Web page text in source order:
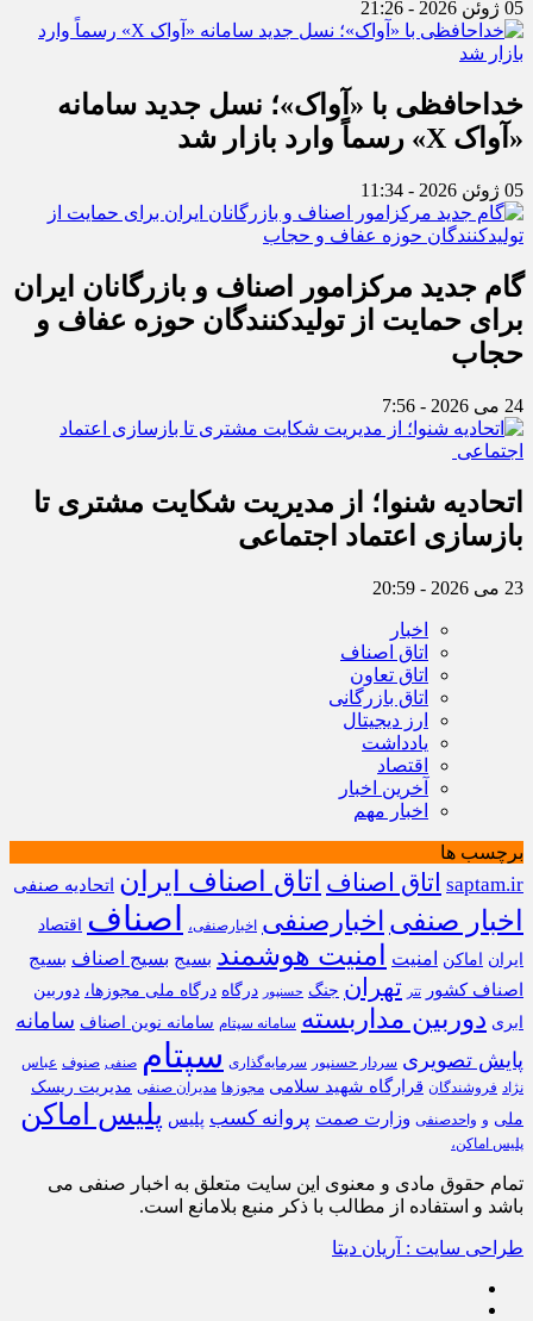
05 ژوئن 2026 - 21:26
خداحافظی با «آواک»؛ نسل جدید سامانه
«آواک X» رسماً وارد بازار شد
05 ژوئن 2026 - 11:34
گام جدید مرکزامور اصناف و بازرگانان ایران
برای حمایت از تولیدکنندگان حوزه عفاف و
حجاب
24 می 2026 - 7:56
اتحادیه شنوا؛ از مدیریت شکایت مشتری تا
بازسازی اعتماد اجتماعی ‌
23 می 2026 - 20:59
اخبار
اتاق اصناف
اتاق تعاون
اتاق بازرگانی
ارز دیجیتال
یادداشت
اقتصاد
آخرین اخبار
اخبار مهم
برچسب ها
saptam.ir اتاق اصناف اتاق اصناف ایران اتحادیه صنفی
اخبار صنفی اخبارصنفی اخبارصنفی، اصناف
اقتصاد
ایران
اماکن امنیت امنیت هوشمند بسیج بسیج اصناف بسیج
اصناف کشور
تتر تهران جنگ حسنپور درگاه درگاه ملی مجوزها، دوربین
ابری دوربین مداربسته سامانه سپتام سامانه نوین اصناف سامانه
پایش تصویری سردار حسنپور سرمایه‌گذاری سپتام صنفی صنوف عباس
نژاد فروشندگان قرارگاه شهید سلامی مجوزها مدیران صنفی مدیریت ریسک
ملی و واحدصنفی وزارت صمت پروانه کسب پلیس پلیس اماکن
پلیس اماکن،
تمام حقوق مادی و معنوی این سایت متعلق به اخبار صنفی می
باشد و استفاده از مطالب با ذکر منبع بلامانع است.
طراحی سایت : آریان دیتا